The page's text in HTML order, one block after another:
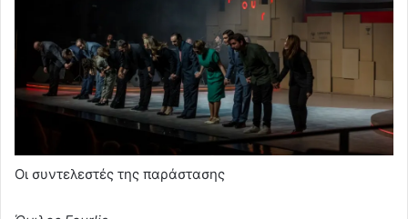
Oι συντελεστές της παράστασης